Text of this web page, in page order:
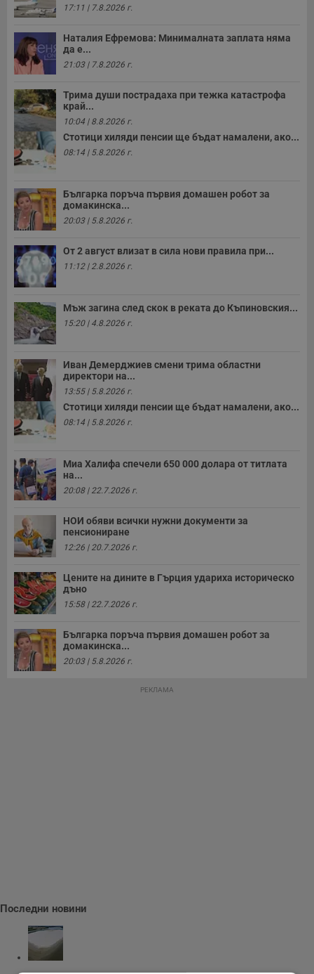
17:11 | 7.8.2026 г.
Наталия Ефремова: Минималната заплата няма
да е...
21:03 | 7.8.2026 г.
Трима души пострадаха при тежка катастрофа
край...
10:04 | 8.8.2026 г.
Стотици хиляди пенсии ще бъдат намалени, ако...
08:14 | 5.8.2026 г.
Българка поръча първия домашен робот за
домакинска...
20:03 | 5.8.2026 г.
От 2 август влизат в сила нови правила при...
11:12 | 2.8.2026 г.
Мъж загина след скок в реката до Къпиновския...
15:20 | 4.8.2026 г.
Иван Демерджиев смени трима областни
директори на...
13:55 | 5.8.2026 г.
Стотици хиляди пенсии ще бъдат намалени, ако...
08:14 | 5.8.2026 г.
Миа Халифа спечели 650 000 долара от титлата
на...
20:08 | 22.7.2026 г.
НОИ обяви всички нужни документи за
пенсиониране
12:26 | 20.7.2026 г.
Цените на дините в Гърция удариха историческо
дъно
15:58 | 22.7.2026 г.
Българка поръча първия домашен робот за
домакинска...
20:03 | 5.8.2026 г.
РЕКЛАМА
Последни новини